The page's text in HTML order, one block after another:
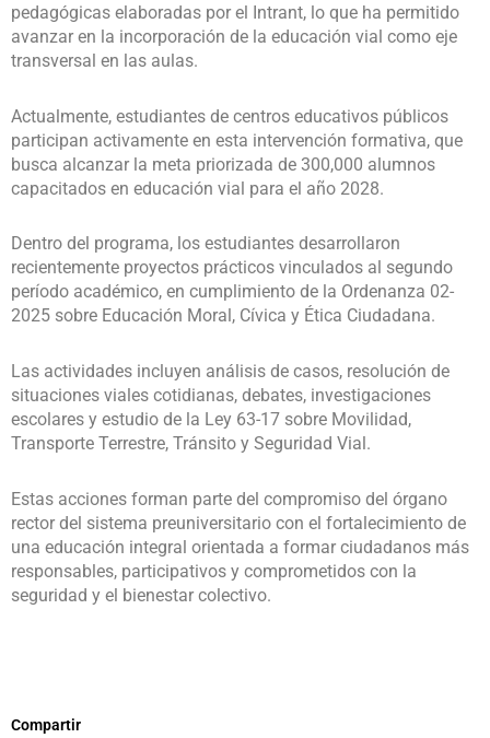
pedagógicas elaboradas por el Intrant, lo que ha permitido
avanzar en la incorporación de la educación vial como eje
transversal en las aulas.
Actualmente, estudiantes de centros educativos públicos
participan activamente en esta intervención formativa, que
busca alcanzar la meta priorizada de 300,000 alumnos
capacitados en educación vial para el año 2028.
Dentro del programa, los estudiantes desarrollaron
recientemente proyectos prácticos vinculados al segundo
período académico, en cumplimiento de la Ordenanza 02-
2025 sobre Educación Moral, Cívica y Ética Ciudadana.
Las actividades incluyen análisis de casos, resolución de
situaciones viales cotidianas, debates, investigaciones
escolares y estudio de la Ley 63-17 sobre Movilidad,
Transporte Terrestre, Tránsito y Seguridad Vial.
Estas acciones forman parte del compromiso del órgano
rector del sistema preuniversitario con el fortalecimiento de
una educación integral orientada a formar ciudadanos más
responsables, participativos y comprometidos con la
seguridad y el bienestar colectivo.
Compartir